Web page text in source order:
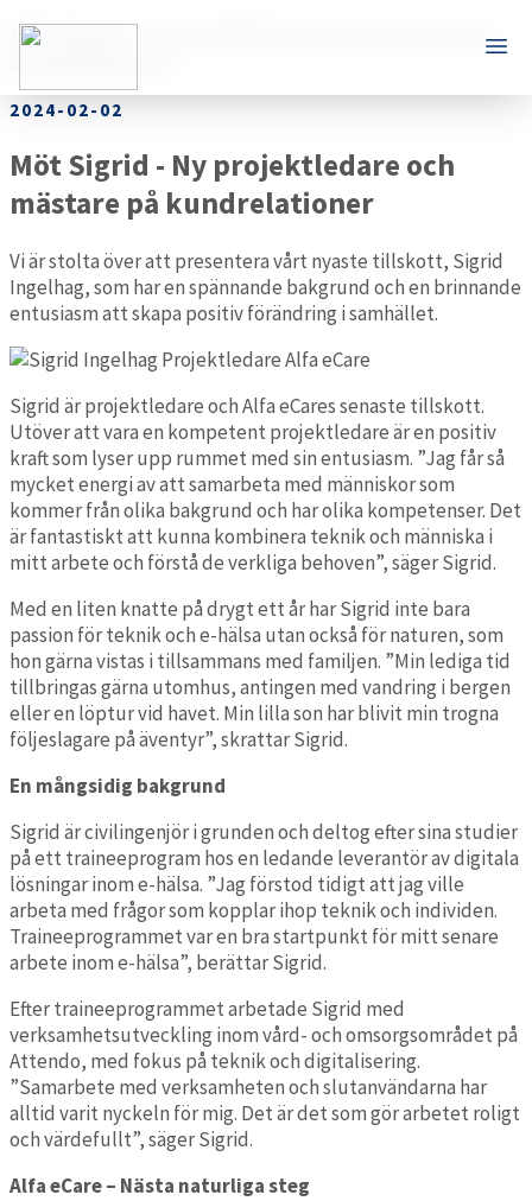
Möt Sigrid – Ny projektledare och mästare på
2024-02-02
Möt Sigrid - Ny projektledare och
mästare på kundrelationer
Vi är stolta över att presentera vårt nyaste tillskott, Sigrid
Ingelhag, som har en spännande bakgrund och en brinnande
entusiasm att skapa positiv förändring i samhället.
Sigrid är projektledare och Alfa eCares senaste tillskott.
Utöver att vara en kompetent projektledare är en positiv
kraft som lyser upp rummet med sin entusiasm. ”Jag får så
mycket energi av att samarbeta med människor som
kommer från olika bakgrund och har olika kompetenser. Det
är fantastiskt att kunna kombinera teknik och människa i
mitt arbete och förstå de verkliga behoven”, säger Sigrid.
Med en liten knatte på drygt ett år har Sigrid inte bara
passion för teknik och e-hälsa utan också för naturen, som
hon gärna vistas i tillsammans med familjen. ”Min lediga tid
tillbringas gärna utomhus, antingen med vandring i bergen
eller en löptur vid havet. Min lilla son har blivit min trogna
följeslagare på äventyr”, skrattar Sigrid.
En mångsidig bakgrund
Sigrid är civilingenjör i grunden och deltog efter sina studier
på ett traineeprogram hos en ledande leverantör av digitala
lösningar inom e-hälsa. ”Jag förstod tidigt att jag ville
arbeta med frågor som kopplar ihop teknik och individen.
Traineeprogrammet var en bra startpunkt för mitt senare
arbete inom e-hälsa”, berättar Sigrid.
Efter traineeprogrammet arbetade Sigrid med
verksamhetsutveckling inom vård- och omsorgsområdet på
Attendo, med fokus på teknik och digitalisering.
”Samarbete med verksamheten och slutanvändarna har
alltid varit nyckeln för mig. Det är det som gör arbetet roligt
och värdefullt”, säger Sigrid.
Alfa eCare – Nästa naturliga steg